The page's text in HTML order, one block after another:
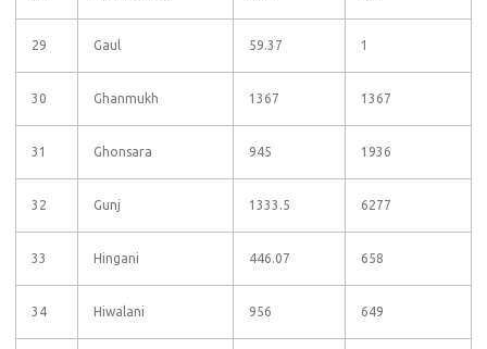
29 Gaul 59.37 1
30 Ghanmukh 1367 1367
31 Ghonsara 945 1936
32 Gunj 1333.5 6277
33 Hingani 446.07 658
34 Hiwalani 956 649